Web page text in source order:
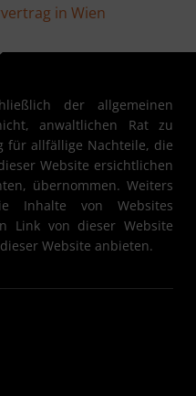
in Wien
der allgemeinen
anwaltlichen Rat zu
für allfällige Nachteile, die
Website ersichtlichen
übernommen. Weiters
Inhalte von Websites
Link von dieser Website
Website anbieten.